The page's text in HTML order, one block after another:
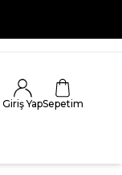
Giriş YapSepetim